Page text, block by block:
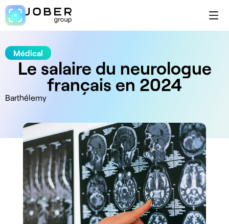
Médical
Le salaire du neurologue
français en 2024
Barthélemy